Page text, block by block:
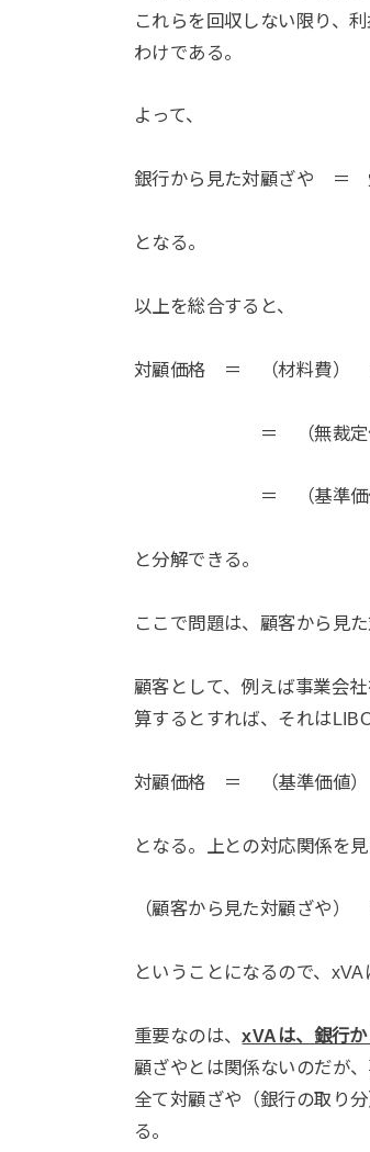
これらを回収しない限り、
わけである。
よって、
銀行から見た対顧ざや
となる。
以上を総合すると、
対顧価格 ＝ （材料費）
＝ （無裁定価格 ＋
＝ （基準価値 ＋
と分解できる。
ここで問題は、顧客から見
顧客として、例えば事業会
算するとすれば、それは
対顧価格 ＝ （基準価値
となる。上との対応関係を見
（顧客から見た対顧ざや
ということになるので、
重要なのは、xVAは、銀行
顧ざやとは関係ないのだが
全て対顧ざや（銀行の取り
る。